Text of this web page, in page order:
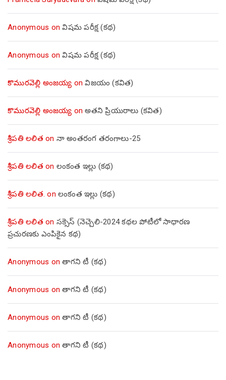
Anonymous onవిషమ పరీక్ష (క‌థ‌)
Anonymous onవిషమ పరీక్ష (క‌థ‌)
కొమురవెల్లి అంజయ్య onవిజయం (కవిత)
కొమురవెల్లి అంజయ్య onఅతని ప్రియురాలు (కవిత)
శ్రీపతి లలిత on నా అంతరంగ తరంగాలు-25
శ్రీపతి లలిత on లంకంత ఇల్లు (కథ)
శ్రీపతి లలిత. on లంకంత ఇల్లు (కథ)
శ్రీపతి లలిత on సక్సెస్ (నెచ్చెలి-2024 కథల పోటీలో సాధారణ
ప్రచురణకు ఎంపికైన కథ)
Anonymous onతాగని టీ (కథ)
Anonymous onతాగని టీ (కథ)
Anonymous onతాగని టీ (కథ)
Anonymous onతాగని టీ (కథ)